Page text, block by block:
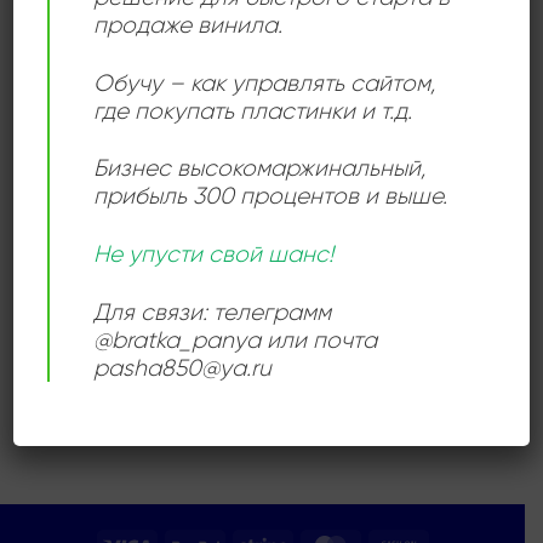
wishlist
КЛАССИЧЕСКАЯ МУЗЫКА
В Стиле “Нью Эйдж”
1800,00₽
Продается: Интернет-магазин
продаже винила.
Обучу – как управлять сайтом,
где покупать пластинки и т.д.
Бизнес высокомаржинальный,
прибыль 300 процентов и выше.
Не упусти свой шанс!
Для связи: телеграмм
@bratka_panya или почта
pasha850@ya.ru